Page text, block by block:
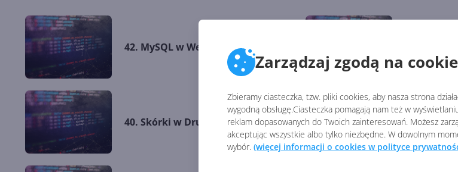
Zarządzaj zgodą na
Zbieramy ciasteczka, tzw. pliki cookies, aby nasza strona
wygodną obsługę.Ciasteczka pomagają nam też w
reklam dopasowanych do Twoich zainteresowań. Możesz
akceptując wszystkie albo tylko niezbędne. W dowolnym
wybór. (więcej informacji o cookies w polityce
42. MySQL w WebMatrix
40. Skórki w Drupalu 39.